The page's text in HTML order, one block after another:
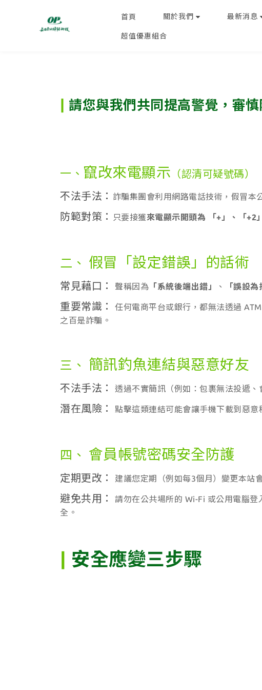
首頁 關於我們 最新消息
超值優惠組合
請您與我們共同提高警覺，審
一、 竄改來電顯示 （認清可疑號碼）
不法手法：
詐騙集團會利用網路電話技術，假冒本
防範對策： 只要接獲來電顯示開頭為 「+」、「+2
二、 假冒「設定錯誤」的話術
常見藉口： 聲稱因為 「系統後端出錯」 、 「誤設
重要常識： 任何電商平台或銀行，都無法透過
之百是詐騙。
三、 簡訊釣魚連結與惡意好友
不法手法： 透過不實簡訊（例如：包裹無法投遞、
潛在風險： 點擊這類連結可能會讓手機下載到惡
四、 會員帳號密碼安全防護
定期更改： 建議您定期（例如每3個月）變更本站
避免共用：
請勿在公共場所的 Wi-Fi 或公用電腦
全。
安全應變三步驟